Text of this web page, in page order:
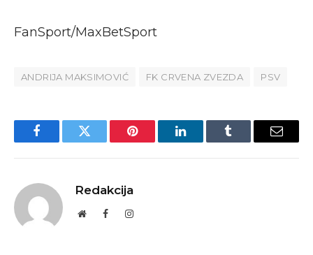
FanSport/MaxBetSport
ANDRIJA MAKSIMOVIĆ FK CRVENA ZVEZDA PSV
FacebookTwitter Pinterest LinkedInTumblr Email
Redakcija
WebsiteFacebookInstagram